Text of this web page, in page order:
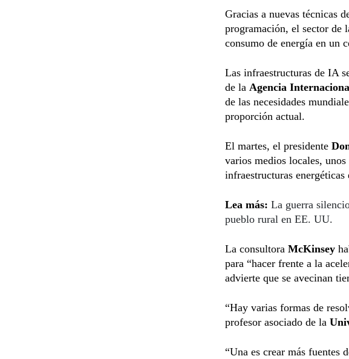
Gracias a nuevas técnicas
programación, el sector de
consumo de energía en un
Las infraestructuras de IA
de la Agencia
de las necesidades
proporción actual.
El martes, el presidente
varios medios locales,
infraestructuras energéticas
Lea más: La guerra
pueblo rural en EE. UU.
La consultora McKinsey
para “hacer frente a la
advierte que se avecinan
“Hay varias formas de
profesor asociado de la
“Una es crear más fuentes